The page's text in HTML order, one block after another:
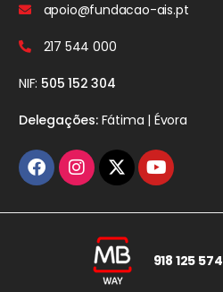
apoio@fundacao-ais.pt
217 544 000
NIF: 505 152 304
Delegações:Fátima | Évora
918 125 574